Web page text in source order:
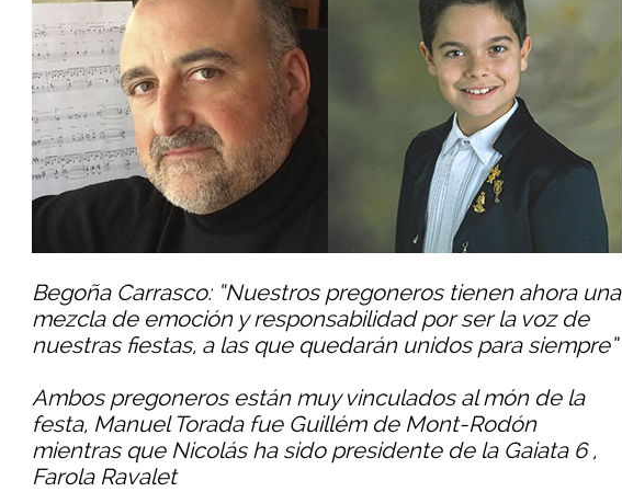
Begoña Carrasco: “Nuestros pregoneros tienen ahora una
mezcla de emoción y responsabilidad por ser la voz de
nuestras fiestas, a las que quedarán unidos para siempre”
Ambos pregoneros están muy vinculados al món de la
festa, Manuel Torada fue Guillém de Mont-Rodón
mientras que Nicolás ha sido presidente de la Gaiata 6 ,
Farola Ravalet